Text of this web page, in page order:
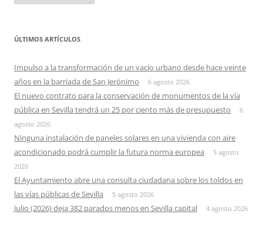
ÚLTIMOS ARTÍCULOS
Impulso a la transformación de un vacío urbano desde hace veinte
años en la barriada de San Jerónimo
6 agosto 2026
El nuevo contrato para la conservación de monumentos de la vía
pública en Sevilla tendrá un 25 por ciento más de presupuesto
6
agosto 2026
Ninguna instalación de paneles solares en una vivienda con aire
acondicionado podrá cumplir la futura norma europea
5 agosto
2026
El Ayuntamiento abre una consulta ciudadana sobre los toldos en
las vías públicas de Sevilla
5 agosto 2026
Julio (2026) deja 382 parados menos en Sevilla capital 4 agosto 2026